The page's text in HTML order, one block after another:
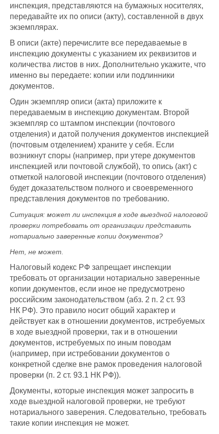
инспекция, представляются на бумажных носителях,
передавайте их по описи (акту), составленной в двух
экземплярах.
В описи (акте) перечислите все передаваемые в
инспекцию документы с указанием их реквизитов и
количества листов в них. Дополнительно укажите, что
именно вы передаете: копии или подлинники
документов.
Один экземпляр описи (акта) приложите к
передаваемым в инспекцию документам. Второй
экземпляр со штампом инспекции (почтового
отделения) и датой получения документов инспекцией
(почтовым отделением) храните у себя. Если
возникнут споры (например, при утере документов
инспекцией или почтовой службой), то опись (акт) с
отметкой налоговой инспекции (почтового отделения)
будет доказательством полного и своевременного
представления документов по требованию.
Ситуация: может ли инспекция в ходе выездной налоговой
проверки потребовать от организации представить
нотариально заверенные копии документов?
Нет, не может.
Налоговый кодекс РФ запрещает инспекции
требовать от организации нотариально заверенные
копии документов, если иное не предусмотрено
российским законодательством (абз. 2 п. 2 ст. 93
НК РФ). Это правило носит общий характер и
действует как в отношении документов, истребуемых
в ходе выездной проверки, так и в отношении
документов, истребуемых по иным поводам
(например, при истребовании документов о
конкретной сделке вне рамок проведения налоговой
проверки (п. 2 ст. 93.1 НК РФ)).
Документы, которые инспекция может запросить в
ходе выездной налоговой проверки, не требуют
нотариального заверения. Следовательно, требовать
такие копии инспекция не может.